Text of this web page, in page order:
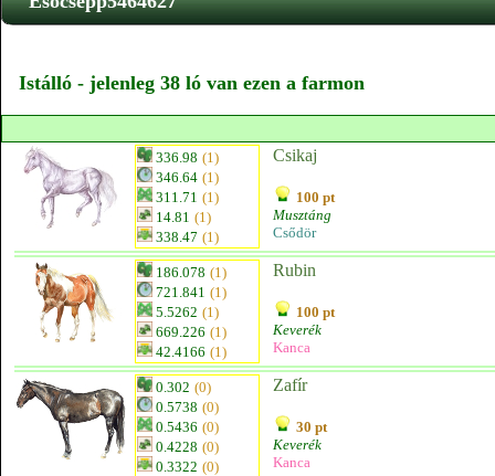
Istálló - jelenleg 38 ló van ezen a farmon
336.98 (1)
346.64 (1)
311.71 (1)
14.81 (1)
338.47 (1)
Csikaj
100 pt
Musztáng
Csődör
186.078 (1)
721.841 (1)
5.5262 (1)
669.226 (1)
42.4166 (1)
Rubin
100 pt
Keverék
Kanca
0.302 (0)
0.5738 (0)
0.5436 (0)
0.4228 (0)
0.3322 (0)
Zafír
30 pt
Keverék
Kanca